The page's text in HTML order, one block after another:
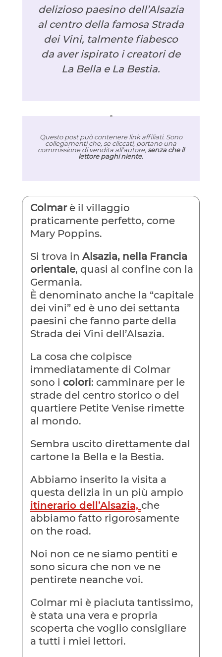
delizioso paesino dell’Alsazia
al centro della famosa Strada
dei Vini, talmente fiabesco
da aver ispirato i creatori de
La Bella e La Bestia.
Questo post può contenere link affiliati. Sono
collegamenti che, se cliccati, portano una
commissione di vendita all’autore, senza che il
lettore paghi niente.
Colmarè il villaggio
praticamente perfetto, come
Mary Poppins.
Si trova in Alsazia, nella Francia
orientale, quasi al confine con la
Germania.
È denominato anche la “capitale
dei vini” ed è uno dei settanta
paesini che fanno parte della
Strada dei Vini dell’Alsazia.
La cosa che colpisce
immediatamente di Colmar
sono i colori: camminare per le
strade del centro storico o del
quartiere Petite Venise rimette
al mondo.
Sembra uscito direttamente dal
cartone la Bella e la Bestia.
Abbiamo inserito la visita a
questa delizia in un più ampio
itinerario dell’Alsazia, che
abbiamo fatto rigorosamente
on the road.
Noi non ce ne siamo pentiti e
sono sicura che non ve ne
pentirete neanche voi.
Colmar mi è piaciuta tantissimo,
è stata una vera e propria
scoperta che voglio consigliare
a tutti i miei lettori.